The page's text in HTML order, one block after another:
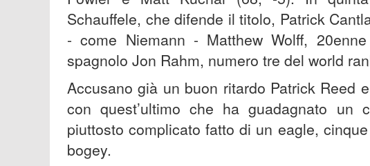
Schauffele, che difende il titolo, Patrick
- come Niemann - Matthew Wolff,
spagnolo Jon Rahm, numero tre del world
Accusano già un buon ritardo Patrick Reed
con quest’ultimo che ha guadagnato un
piuttosto complicato fatto di un eagle,
bogey.